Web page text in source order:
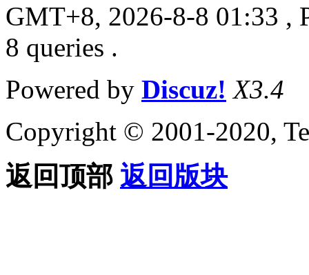
GMT+8, 2026-8-8 01:33 ,
8 queries .
Powered by Discuz! X3.4
Copyright © 2001-2020,
返回顶部 返回版块